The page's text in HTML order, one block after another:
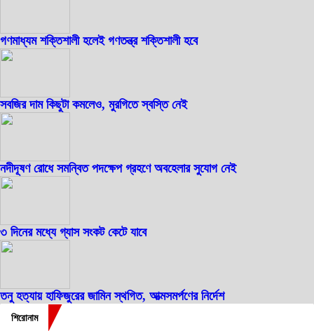
গণমাধ্যম শক্তিশালী হলেই গণতন্ত্র শক্তিশালী হবে
সবজির দাম কিছুটা কমলেও, মুরগিতে স্বস্তি নেই
নদীদূষণ রোধে সমন্বিত পদক্ষেপ গ্রহণে অবহেলার সুযোগ নেই
৩ দিনের মধ্যে গ্যাস সংকট কেটে যাবে
তনু হত্যায় হাফিজুরের জামিন স্থগিত, আত্মসমর্পণের নির্দেশ
শিরোনাম